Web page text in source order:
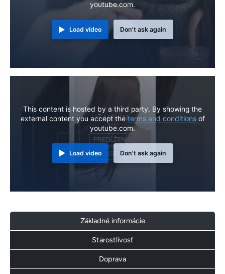
youtube.com.
Load video Don't ask again
This content is hosted by a third party. By showing the
external content you accept theterms and conditionsof
youtube.com.
Load video Don't ask again
Základné informácie
Starostlivosť
Doprava